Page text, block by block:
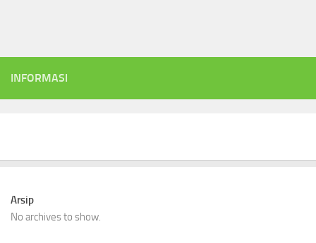
INFORMASI
Arsip
No archives to show.